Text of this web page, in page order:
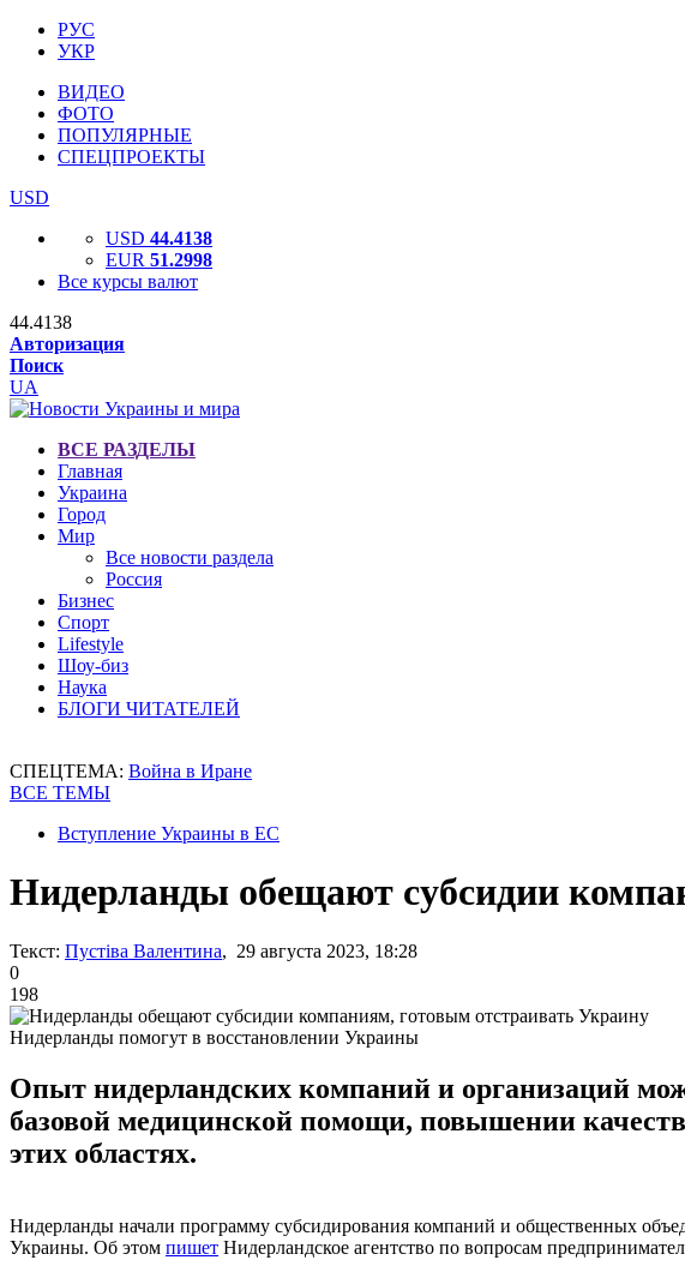
РУС
УКР
ВИДЕО
ФОТО
ПОПУЛЯРНЫЕ
СПЕЦПРОЕКТЫ
USD
USD 44.4138
EUR 51.2998
Все курсы валют
44.4138
Авторизация
Поиск
UA
ВСЕ РАЗДЕЛЫ
Главная
Украина
Город
Мир
Все новости раздела
Россия
Бизнес
Спорт
Lifestyle
Шоу-биз
Наука
БЛОГИ ЧИТАТЕЛЕЙ
СПЕЦТЕМА: Война в Иране
ВСЕ ТЕМЫ
Вступление Украины в ЕС
Нидерланды обещают субсидии
Текст: Пустіва Валентина, 29 августа 2023, 18:28
0
198
Нидерланды помогут в восстановлении Украины
Опыт нидерландских компаний и организаций
базовой медицинской помощи, повышении
этих областях.
Нидерланды начали программу субсидирования компаний и общественных
Украины. Об этом пишет Нидерландское агентство по вопросам